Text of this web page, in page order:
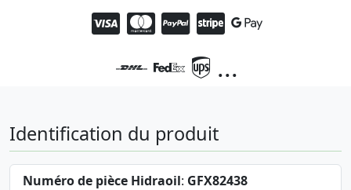
...
Identification du produit
Numéro de pièce Hidraoil: GFX82438